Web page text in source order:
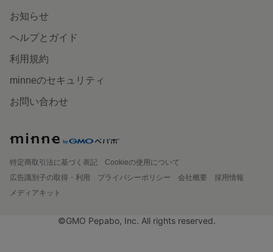
お知らせ
ヘルプとガイド
利用規約
minneのセキュリティ
お問い合わせ
特定商取引法に基づく表記
Cookieの使用について
広告識別子の取得・利用
プライバシーポリシー 会社概要
採用情報
メディアキット
©GMO Pepabo, Inc. All rights reserved.